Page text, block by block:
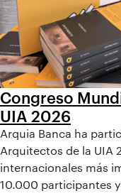
Congreso
UIA 2026
Arquia Banca ha
Arquitectos de la UIA
internacionales más
10.000 participantes